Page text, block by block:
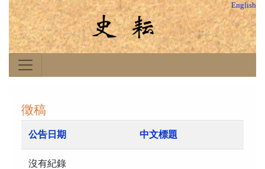
English
徵稿
公告日期 中文標題
沒有紀錄